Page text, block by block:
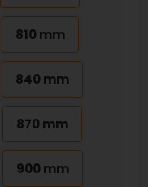
810 mm
840 mm
870 mm
900 mm